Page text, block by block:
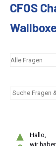
CFOS
▲
Hallo,
wir